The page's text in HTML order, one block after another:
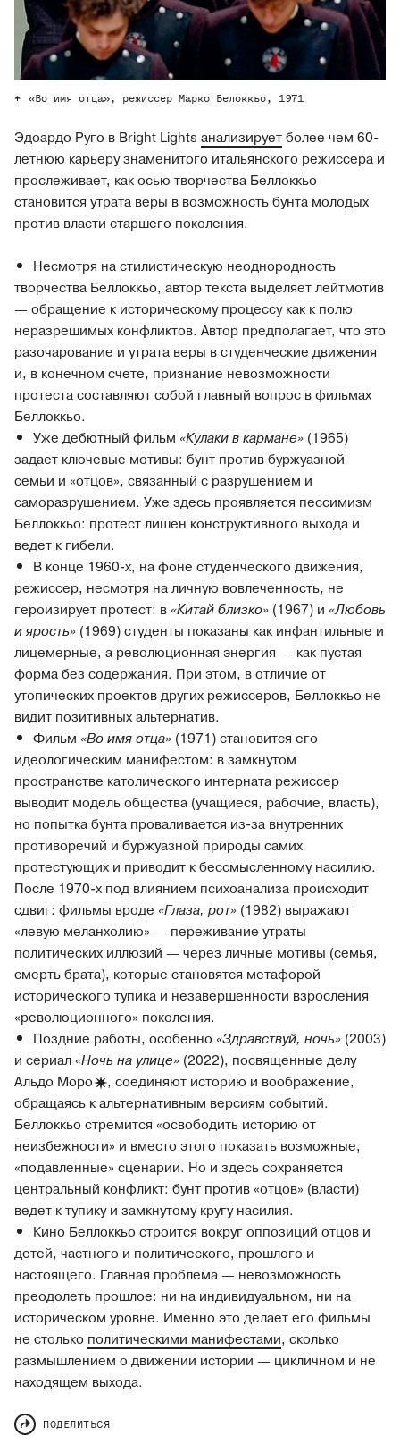
«Во имя отца», режиссер Марко Белоккьо, 1971
Эдоардо Руго в Bright Lights анализируетболее чем 60-
летнюю карьеру знаменитого итальянского режиссера и
прослеживает, как осью творчества Беллоккьо
становится утрата веры в возможность бунта молодых
против власти старшего поколения.
Несмотря на стилистическую неоднородность
творчества Беллоккьо, автор текста выделяет лейтмотив
— обращение к историческому процессу как к полю
неразрешимых конфликтов. Автор предполагает, что это
разочарование и утрата веры в студенческие движения
и, в конечном счете, признание невозможности
протеста составляют собой главный вопрос в фильмах
Беллоккьо.
Уже дебютный фильм «Кулаки в кармане» (1965)
задает ключевые мотивы: бунт против буржуазной
семьи и «отцов», связанный с разрушением и
саморазрушением. Уже здесь проявляется пессимизм
Беллоккьо: протест лишен конструктивного выхода и
ведет к гибели.
В конце 1960-х, на фоне студенческого движения,
режиссер, несмотря на личную вовлеченность, не
героизирует протест: в «Китай близко» (1967) и «Любовь
и ярость» (1969) студенты показаны как инфантильные и
лицемерные, а революционная энергия — как пустая
форма без содержания. При этом, в отличие от
утопических проектов других режиссеров, Беллоккьо не
видит позитивных альтернатив.
Фильм «Во имя отца» (1971) становится его
идеологическим манифестом: в замкнутом
пространстве католического интерната режиссер
выводит модель общества (учащиеся, рабочие, власть),
но попытка бунта проваливается из-за внутренних
противоречий и буржуазной природы самих
протестующих и приводит к бессмысленному насилию.
После 1970-х под влиянием психоанализа происходит
сдвиг: фильмы вроде «Глаза, рот» (1982) выражают
«левую меланхолию» — переживание утраты
политических иллюзий — через личные мотивы (семья,
смерть брата), которые становятся метафорой
исторического тупика и незавершенности взросления
«революционного» поколения.
Поздние работы, особенно «Здравствуй, ночь» (2003)
и сериал «Ночь на улице» (2022), посвященные делу
Альдо Моро
, соединяют историю и воображение,
обращаясь к альтернативным версиям событий.
Беллоккьо стремится «освободить историю от
неизбежности» и вместо этого показать возможные,
«подавленные» сценарии. Но и здесь сохраняется
центральный конфликт: бунт против «отцов» (власти)
ведет к тупику и замкнутому кругу насилия.
Кино Беллоккьо строится вокруг оппозиций отцов и
детей, частного и политического, прошлого и
настоящего. Главная проблема — невозможность
преодолеть прошлое: ни на индивидуальном, ни на
историческом уровне. Именно это делает его фильмы
не столько политическими манифестами, сколько
размышлением о движении истории — цикличном и не
находящем выхода.
ПОДЕЛИТЬСЯ